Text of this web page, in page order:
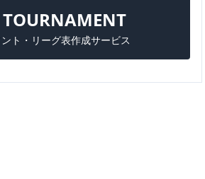
TOURNAMENT
ント・リーグ表作成サービス